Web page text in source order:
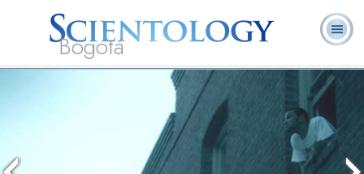
Bogotá
¿Qué es
Scientology?
Ministros
Voluntarios
Frecuentes
Libros